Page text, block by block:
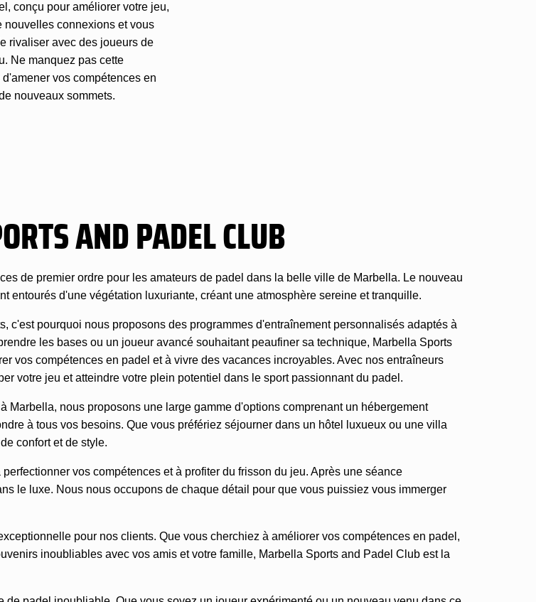
conçu pour améliorer votre jeu,
nouvelles connexions et vous
rivaliser avec des joueurs de
Ne manquez pas cette
vos compétences en
nouveaux sommets.
AND PADEL CLUB
de premier ordre pour les amateurs de padel dans la belle ville de Marbella. Le nouveau
entourés d'une végétation luxuriante, créant une atmosphère sereine et tranquille.
c'est pourquoi nous proposons des programmes d'entraînement personnalisés adaptés à
les bases ou un joueur avancé souhaitant peaufiner sa technique, Marbella Sports
vos compétences en padel et à vivre des vacances incroyables. Avec nos entraîneurs
votre jeu et atteindre votre plein potentiel dans le sport passionnant du padel.
Marbella, nous proposons une large gamme d'options comprenant un hébergement
à tous vos besoins. Que vous préfériez séjourner dans un hôtel luxueux ou une villa
confort et de style.
vos compétences et à profiter du frisson du jeu. Après une séance
le luxe. Nous nous occupons de chaque détail pour que vous puissiez vous immerger
pour nos clients. Que vous cherchiez à améliorer vos compétences en padel,
inoubliables avec vos amis et votre famille, Marbella Sports and Padel Club est la